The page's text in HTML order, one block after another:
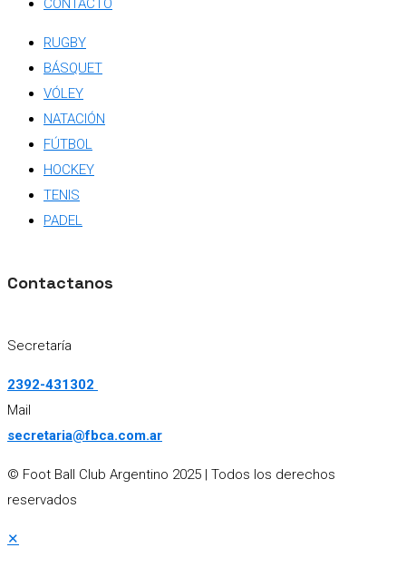
CONTACTO
RUGBY
BÁSQUET
VÓLEY
NATACIÓN
FÚTBOL
HOCKEY
TENIS
PADEL
Contactanos
Secretaría
2392-431302
Mail
secretaria@fbca.com.ar
© Foot Ball Club Argentino 2025 | Todos los derechos
reservados
✕